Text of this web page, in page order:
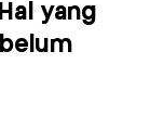
yang